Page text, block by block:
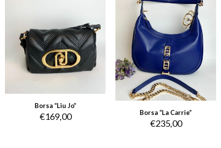
Borsa “Liu Jo”
€169,00 Borsa “La Carrie”
€235,00